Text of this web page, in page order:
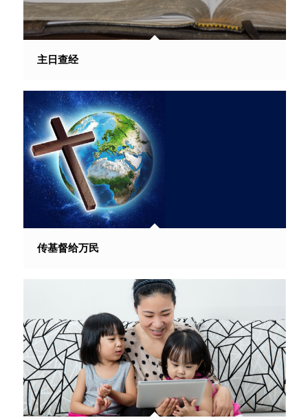
主日查经
传基督给万民